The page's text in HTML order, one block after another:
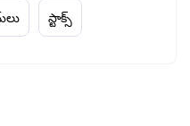
స్టాక్స్